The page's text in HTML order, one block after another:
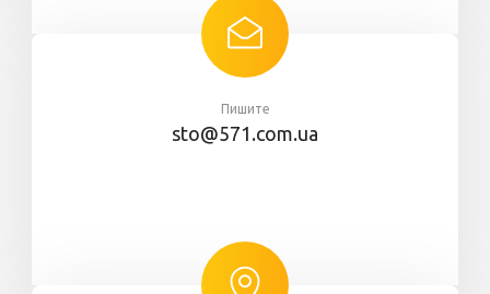
Пишите
sto@571.com.ua